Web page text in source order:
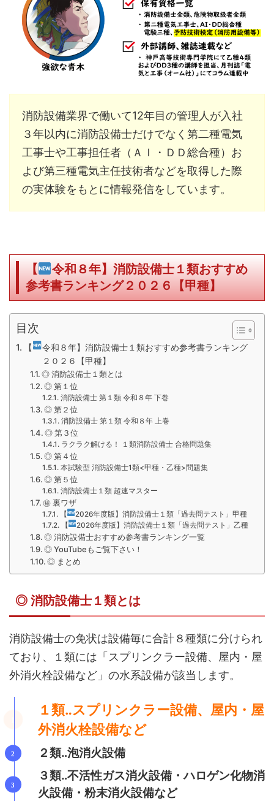
消防設備業界で働いて12年目の管理人が入社
３年以内に消防設備士だけでなく第二種電気
工事士や工事担任者（ＡＩ・ＤＤ総合種）お
よび第三種電気主任技術者などを取得した際
の実体験をもとに情報発信をしています。
【
令和８年】消防設備士１類おすすめ
参考書ランキング２０２６【甲種】
目次
【
令和８年】消防設備士１類おすすめ参考書ランキング
２０２６【甲種】
◎ 消防設備士１類とは
◎ 第１位
消防設備士 第１類 令和８年 下巻
◎ 第２位
消防設備士 第１類 令和８年 上巻
◎ 第３位
ラクラク解ける！ １類消防設備士 合格問題集
◎ 第４位
本試験型 消防設備士1類<甲種・乙種>問題集
◎ 第５位
消防設備士１類 超速マスター
㊙ 裏ワザ
【
2026年度版】消防設備士１類「過去問テスト」甲種
【
2026年度版】消防設備士１類「過去問テスト」乙種
◎ 消防設備士おすすめ参考書ランキング一覧
◎ YouTubeもご覧下さい！
◎ まとめ
◎ 消防設備士１類とは
消防設備士の免状は設備毎に合計８種類に分けられ
ており、１類には「スプリンクラー設備、屋内・屋
外消火栓設備など」の水系設備が該当します。
１類‥スプリンクラー設備、屋内・屋
外消火栓設備など
２類‥泡消火設備
３類‥不活性ガス消火設備・ハロゲン化物消
火設備・粉末消火設備など